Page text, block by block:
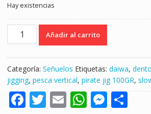
Hay existencias
DAIWA
GLOW
ORANGE
PESCA
Añadir al carrito
Categoría: Señuelos Etiquetas: daiwa,
jigging, pesca vertical, pirate jig 100GR,
F T E W M S